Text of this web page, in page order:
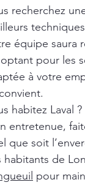
recherchez
équipe saura
pour les
à votre
habitez Laval
entretenue,
que soit
habitants de
pour